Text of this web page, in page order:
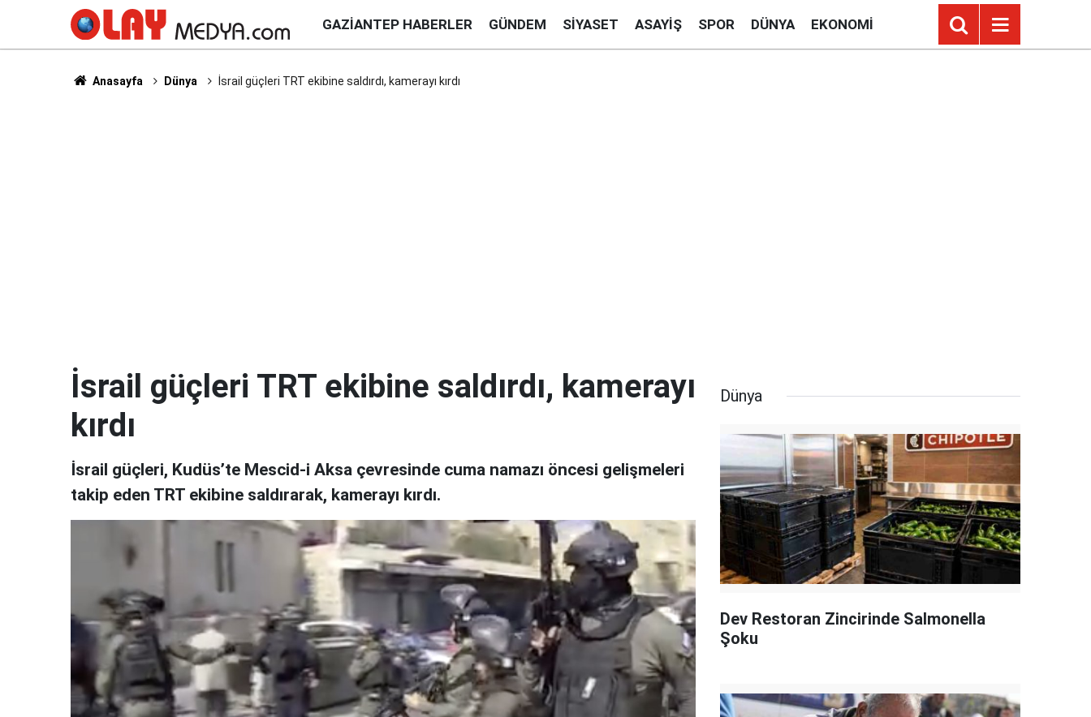
GAZIANTEP HABERLER GÜNDEM SIYASET ASAYIŞ SPOR DÜNYA EKONOMI
Anasayfa Dünya İsrail güçleri TRT ekibine saldırdı, kamerayı kırdı
İsrail güçleri TRT ekibine saldırdı, kamerayı
kırdı
İsrail güçleri, Kudüs’te Mescid-i Aksa çevresinde cuma namazı öncesi gelişmeleri
takip eden TRT ekibine saldırarak, kamerayı kırdı.
Dünya
Dev Restoran Zincirinde Salmonella
Şoku